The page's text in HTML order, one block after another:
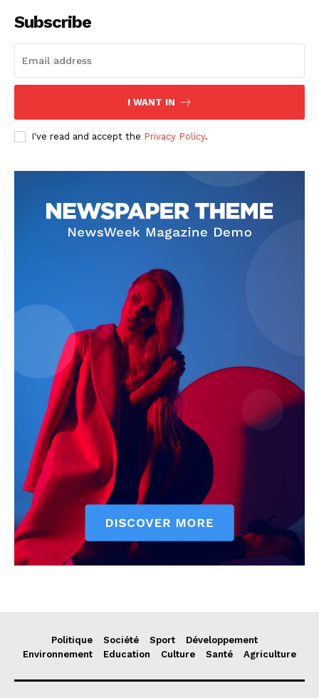
Subscribe
I WANT IN
I've read and accept the Privacy Policy.
Politique Société Sport
Développement
Environnement
Education Culture Santé Agriculture